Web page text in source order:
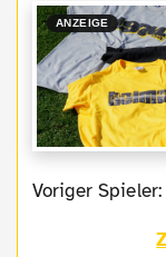
ANZEIGE
Voriger Spieler: